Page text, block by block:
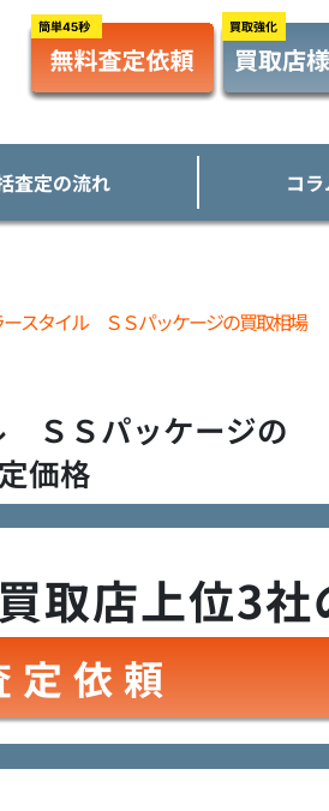
査定の流れ コ
スタイル ＳＳパッケージの買取相場
ＳＳパッケージの
価格
取店上位3社
定依頼